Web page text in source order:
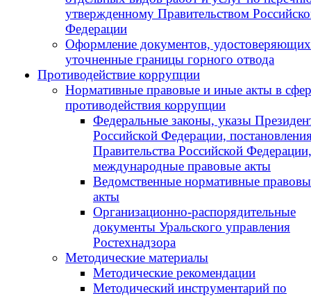
утвержденному Правительством
Федерации
Оформление документов, удостоверяющих
уточненные границы горного отвода
Противодействие коррупции
Нормативные правовые и иные акты в
противодействия коррупции
Федеральные законы, указы
Российской Федерации,
Правительства Российской Федерации,
международные правовые акты
Ведомственные нормативные
акты
Организационно-распорядительные
документы Уральского управления
Ростехнадзора
Методические материалы
Методические рекомендации
Методический инструментарий по